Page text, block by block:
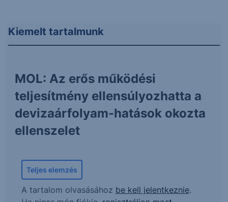
Kiemelt tartalmunk
MOL: Az erős működési
teljesítmény ellensúlyozhatta a
devizaárfolyam-hatások okozta
ellenszelet
Teljes elemzés
A tartalom olvasásához be kell jelentkeznie.